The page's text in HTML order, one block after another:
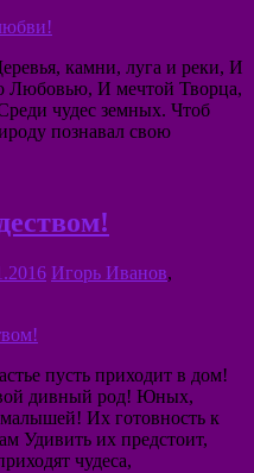
камни, луга и реки, И
Любовью, И мечтой Творца,
чудес земных. Чтоб
познавал свою
Игорь Иванов,
пусть приходит в дом!
дивный род! Юных,
Их готовность к
Удивить их предстоит,
чудеса,